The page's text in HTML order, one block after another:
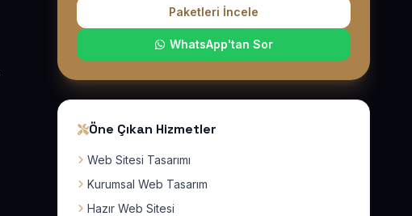
Paketleri İncele
WhatsApp'tan Sor
Öne Çıkan Hizmetler
Web Sitesi Tasarımı
Kurumsal Web Tasarım
Hazır Web Sitesi